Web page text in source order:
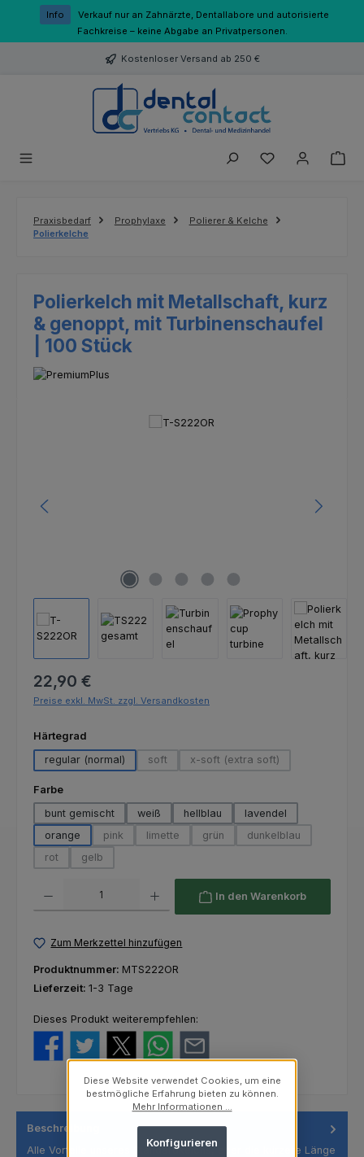
Zum Hauptinhalt springen
Info
Verkauf nur an Zahnärzte, Dentallabore und autorisierte
Fachkreise – keine Abgabe an Privatpersonen.
Kostenloser Versand ab 250 €
Du hast 0
Praxisbedarf Prophylaxe
Polierer & Kelche
Polierkelche
Polierkelch mit Metallschaft, kurz
& genoppt, mit Turbinenschaufel
| 100 Stück
Bildergalerie überspringen
Regulärer Preis:
22,90 €
Preise exkl. MwSt. zzgl. Versandkosten
Härtegrad
regular (normal)
soft
(Diese Option ist zurzeit nicht verfügbar.)
x-soft (extra soft)
(Diese Option ist zurzeit
Farbeauswählen
bunt gemischt
weiß hellblau
lavendel
orange
pink
(Diese Option ist zurzeit nicht verfügbar.)
limette
(Diese Option ist zurzeit nicht verfügbar.)
grün
(Diese Option ist zurzeit nicht
dunkelblau
(Diese Option ist
rot
(Diese Option ist zurzeit nicht verfügbar.)
gelb
(Diese Option ist zurzeit nicht verfügbar.)
In den Warenkorb
Zum Merkzettel hinzufügen
Produktnummer: MTS222OR
Lieferzeit: 1-3 Tage
Dieses Produkt weiterempfehlen:
Beschreibung
Alle Vorteile unseres Standardkelchs, aber die kürzere Länge
Diese Website verwendet Cookies, um eine
bestmögliche Erfahrung bieten zu können.
Mehr Informationen ...
Konfigurieren